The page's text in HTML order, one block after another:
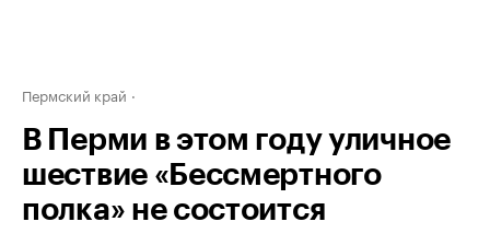
Пермский край
В Перми в этом году уличное
шествие «Бессмертного
полка» не состоится